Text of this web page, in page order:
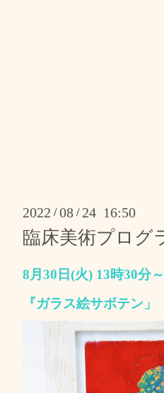
2022 /08 / 24 16:50
臨床美術プログ
8月30日(火) 13時30分
『ガラス絵サボテン」